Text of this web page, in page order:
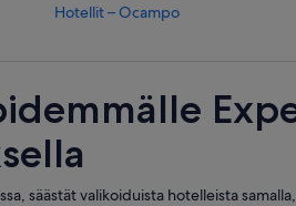
Hotellit – Ocampo
Hotellit – Soto la Marina
Hotellit – Valle Hermoso
säästät valikoiduista hotelleista